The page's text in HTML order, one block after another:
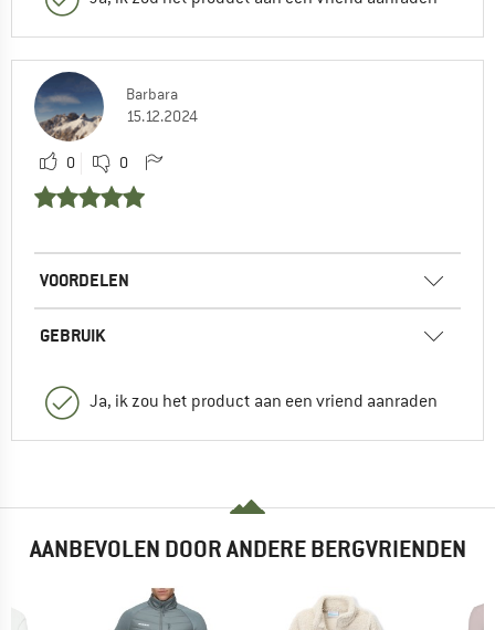
Barbara
15.12.2024
0 0
VOORDELEN
GEBRUIK
Ja, ik zou het product aan een vriend aanraden
AANBEVOLEN DOOR ANDERE BERGVRIENDEN